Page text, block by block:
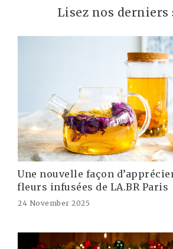
Lisez nos derniers
Une nouvelle façon
fleurs infusées de LA.BR Paris
24 November 2025